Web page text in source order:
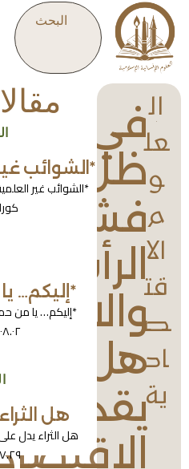
البحث
ال
عل
و
م
الا
قت
ص
اد
ية
في
ظل
فشل
هل
يقدم
*الشوائب
*الشوائب غير
كوراني ،
*إليكم…
*إليكم… يا من
٢٠٢٦.٠٨.٠٢
هل
هل الثراء يدل
٢٠٢٦.٠٧.٢٩